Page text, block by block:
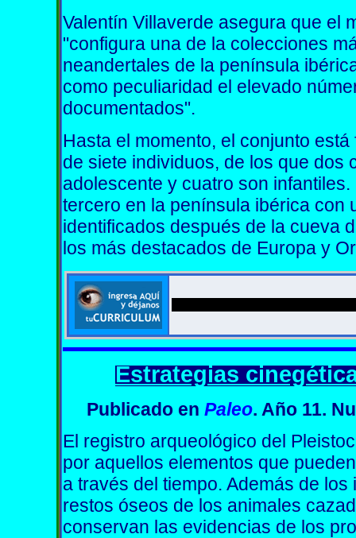
Valentín Villaverde asegura que el
"configura una de la colecciones
neandertales de la península
como peculiaridad el elevado
documentados".
Hasta el momento, el conjunto
de siete individuos, de los que dos
adolescente y cuatro son
tercero en la península ibérica con
identificados después de la cueva
los más destacados de Europa y
Estrategias
Publicado en Paleo. Año 11.
El registro arqueológico del
por aquellos elementos que
a través del tiempo. Además de
restos óseos de los animales
conservan las evidencias de los